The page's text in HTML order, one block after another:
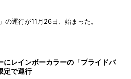
運行が11月26日、始まった。
にレインボーカラーの「プライドバ
定で運行